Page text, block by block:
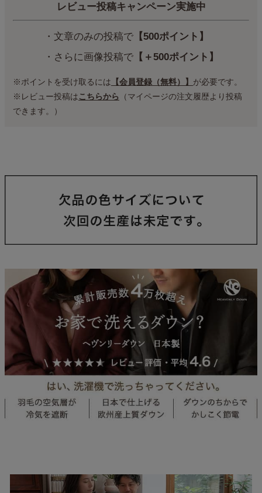
レビュー投稿キャンペーン実施中
・文章のみの投稿で【500ポイント】
・さらに画像投稿で【＋500ポイント】
※ポイントを受け取るには 【会員登録（無料）】 が必要です。
※レビュー投稿はこちらから （マイページの注文履歴より投稿
できます。）